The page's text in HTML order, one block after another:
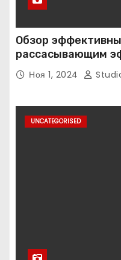
Обзор
рассасывающим
Ноя 1, 2024
UNCATEGORISED